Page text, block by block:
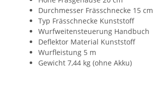
Durchmesser Frässchnecke 15 cm
Typ Frässchnecke Kunststoff
Wurfweitensteuerung Handbuch
Deflektor Material Kunststoff
Wurfleistung 5 m
Gewicht 7,44 kg (ohne Akku)